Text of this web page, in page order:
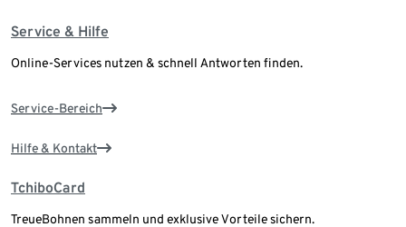
Service & Hilfe
Online-Services nutzen & schnell Antworten finden.
Service-Bereich
Hilfe & Kontakt
TchiboCard
TreueBohnen sammeln und exklusive Vorteile sichern.